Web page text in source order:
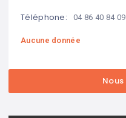
Téléphone: 04 86 40 84 09
Aucune donnée